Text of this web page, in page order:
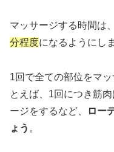
マッサージする時間は、
分程度になるようにし
1回で全ての部位をマ
とえば、1回につき筋
ージをするなど、
ロー
ょう 。